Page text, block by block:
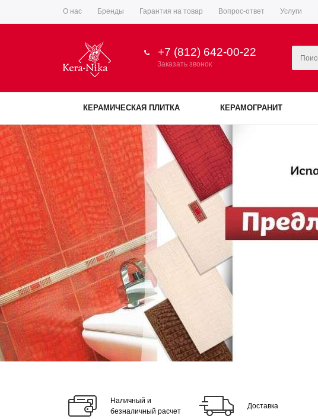
О нас Бренды Гарантия на товар Вопрос-ответ Услуги
+7 (812) 642-00-22
Заказать звонок
КЕРАМИЧЕСКАЯ ПЛИТКА КЕРАМОГРАНИТ
Наличный и
безналичный расчет
Доставка